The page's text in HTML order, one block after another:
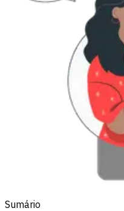
Sumário